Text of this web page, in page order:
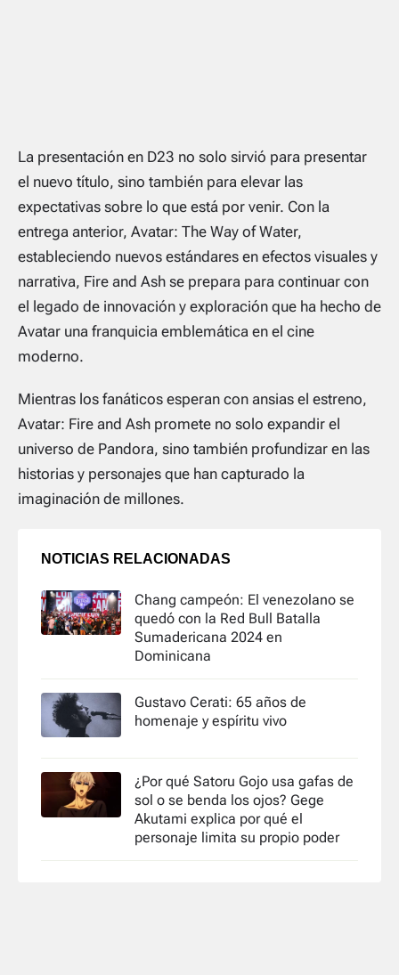
La presentación en D23 no solo sirvió para presentar
el nuevo título, sino también para elevar las
expectativas sobre lo que está por venir. Con la
entrega anterior, Avatar: The Way of Water,
estableciendo nuevos estándares en efectos visuales y
narrativa, Fire and Ash se prepara para continuar con
el legado de innovación y exploración que ha hecho de
Avatar una franquicia emblemática en el cine
moderno.
Mientras los fanáticos esperan con ansias el estreno,
Avatar: Fire and Ash promete no solo expandir el
universo de Pandora, sino también profundizar en las
historias y personajes que han capturado la
imaginación de millones.
NOTICIAS RELACIONADAS
Chang campeón: El venezolano se
quedó con la Red Bull Batalla
Sumadericana 2024 en
Dominicana
Gustavo Cerati: 65 años de
homenaje y espíritu vivo
¿Por qué Satoru Gojo usa gafas de
sol o se benda los ojos? Gege
Akutami explica por qué el
personaje limita su propio poder